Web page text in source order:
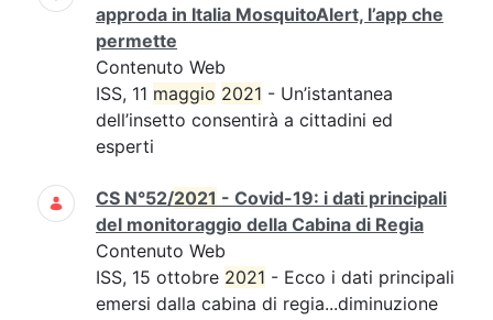
approda in Italia MosquitoAlert, l’app che
permette
Contenuto Web
ISS, 11 maggio 2021 - Un’istantanea
dell’insetto consentirà a cittadini ed
esperti
CS N°52/2021 - Covid-19: i dati principali
del monitoraggio della Cabina di Regia
Contenuto Web
ISS, 15 ottobre 2021 - Ecco i dati principali
emersi dalla cabina di regia...diminuzione